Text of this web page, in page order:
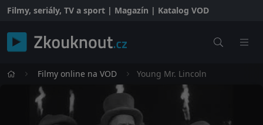
Filmy, seriály, TV a sport | Magazín | Katalog VOD
Filmy online na VOD Young Mr. Lincoln